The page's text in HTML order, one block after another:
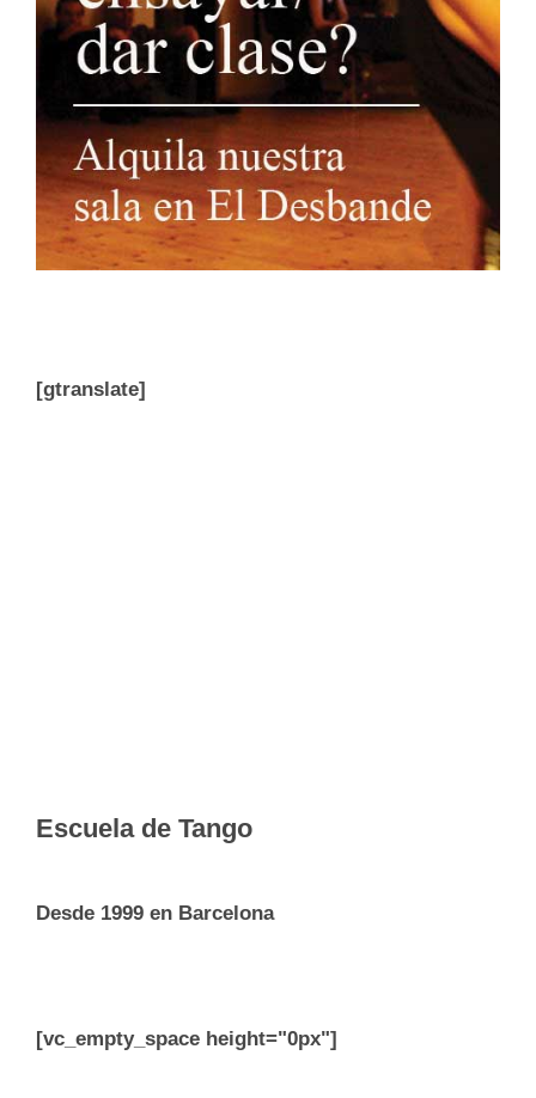
[gtranslate]
Escuela de Tango
Desde 1999 en Barcelona
[vc_empty_space height="0px"]